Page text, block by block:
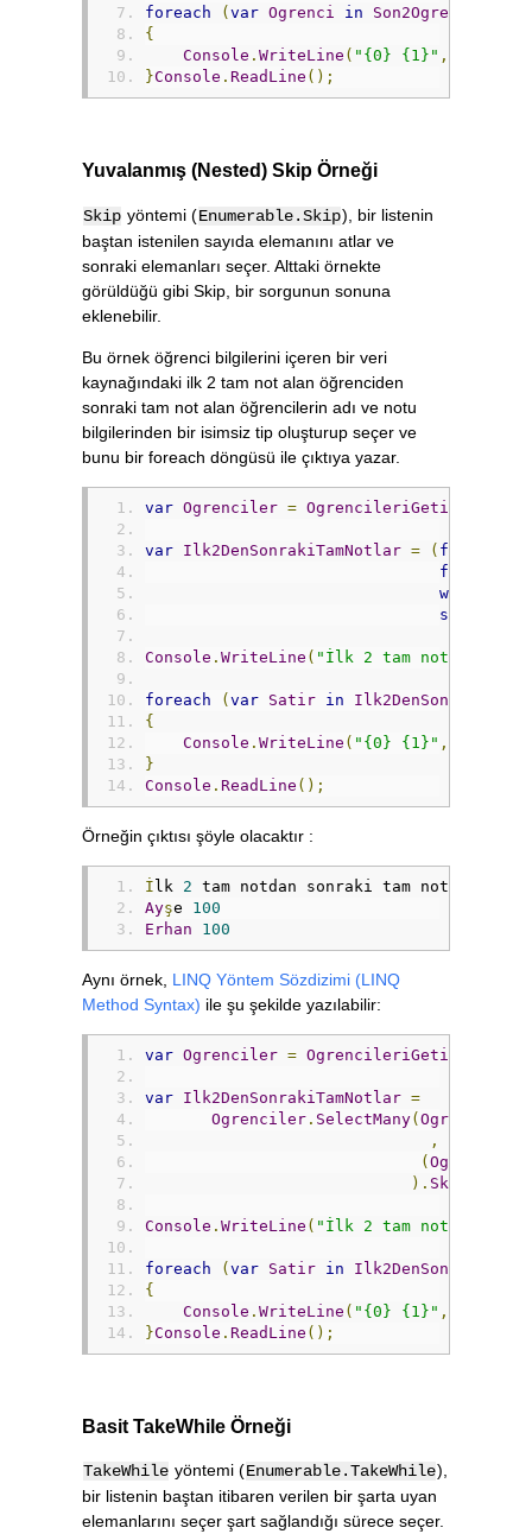
foreach ( var Ogrenci in Son2Ogrenci
{
Console . WriteLine ( "{0} {1}" ,
}Console . ReadLine ();
Yuvalanmış (Nested) Skip Örneği
Skip yöntemi (Enumerable.Skip), bir listenin
baştan istenilen sayıda elemanını atlar ve
sonraki elemanları seçer. Alttaki örnekte
görüldüğü gibi Skip, bir sorgunun sonuna
eklenebilir.
Bu örnek öğrenci bilgilerini içeren bir veri
kaynağındaki ilk 2 tam not alan öğrenciden
sonraki tam not alan öğrencilerin adı ve notu
bilgilerinden bir isimsiz tip oluşturup seçer ve
bunu bir foreach döngüsü ile çıktıya yazar.
var Ogrenciler = OgrencileriGetir
var Ilk2DenSonrakiTamNotlar = ( from
from
where
select
Console . WriteLine ( "İlk 2 tam notdan
foreach (var Satir in
{
Console . WriteLine ( "{0} {1}" ,
}
Console . ReadLine ();
Örneğin çıktısı şöyle olacaktır :
İlk 2 tam notdan sonraki tam notlar
Ayşe 100
Erhan
100
Aynı örnek, LINQ Yöntem Sözdizimi (LINQ
Method Syntax) ile şu şekilde yazılabilir:
var Ogrenciler = OgrencileriGetir
var Ilk2DenSonrakiTamNotlar =
Ogrenciler . SelectMany(Ogrenci
,
(Ogrenci
). Skip
Console . WriteLine ( "İlk 2 tam notdan
foreach (var Satir in
{
Console . WriteLine ( "{0} {1}" ,
}Console . ReadLine ();
Basit TakeWhile Örneği
TakeWhile yöntemi (Enumerable.TakeWhile),
bir listenin baştan itibaren verilen bir şarta uyan
elemanlarını seçer şart sağlandığı sürece seçer.